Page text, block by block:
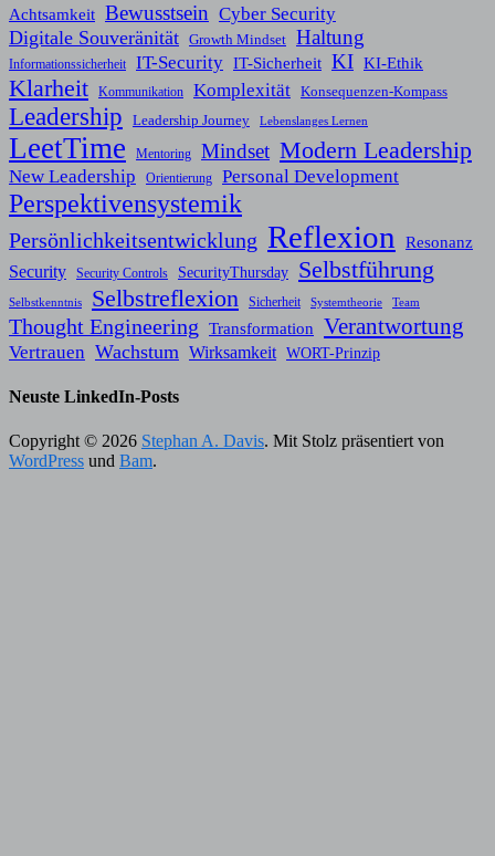
Achtsamkeit Bewusstsein Cyber Security
Digitale Souveränität Growth Mindset Haltung
Informationssicherheit IT-Security IT-Sicherheit KI KI-Ethik
Klarheit Kommunikation Komplexität Konsequenzen-Kompass
Leadership Leadership Journey Lebenslanges Lernen
LeetTime Mentoring Mindset Modern Leadership
New Leadership Orientierung Personal Development
Perspektivensystemik
Persönlichkeitsentwicklung Reflexion
Resonanz
Security
Security Controls SecurityThursday Selbstführung
Selbstkenntnis Selbstreflexion Sicherheit Systemtheorie Team
Thought Engineering Transformation Verantwortung
Vertrauen Wachstum Wirksamkeit WORT-Prinzip
Neuste LinkedIn-Posts
Copyright © 2026 Stephan A. Davis. Mit Stolz präsentiert von
WordPress und Bam.